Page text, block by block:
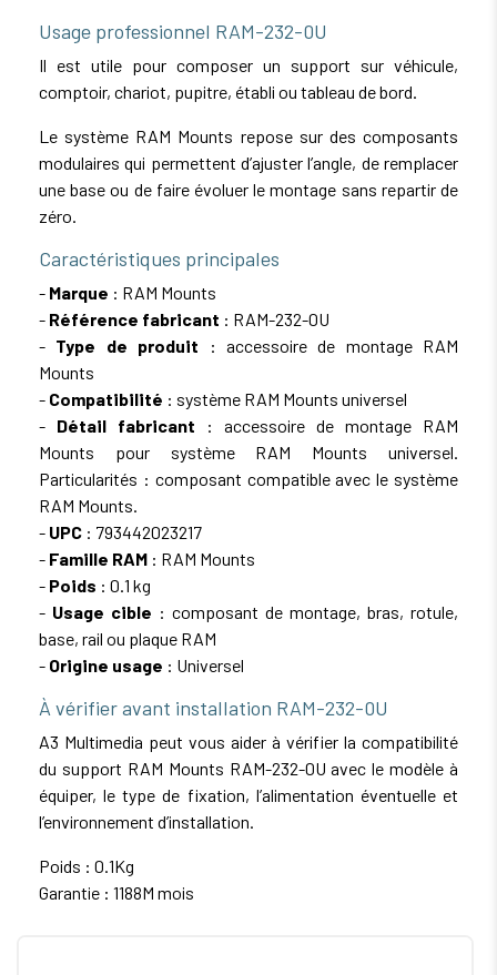
Usage professionnel RAM-232-0U
Il est utile pour composer un support sur véhicule,
comptoir, chariot, pupitre, établi ou tableau de bord.
Le système RAM Mounts repose sur des composants
modulaires qui permettent d’ajuster l’angle, de remplacer
une base ou de faire évoluer le montage sans repartir de
zéro.
Caractéristiques principales
- Marque : RAM Mounts
- Référence fabricant : RAM-232-0U
- Type de produit : accessoire de montage RAM
Mounts
- Compatibilité : système RAM Mounts universel
- Détail fabricant : accessoire de montage RAM
Mounts pour système RAM Mounts universel.
Particularités : composant compatible avec le système
RAM Mounts.
- UPC : 793442023217
- Famille RAM : RAM Mounts
- Poids : 0.1 kg
- Usage cible : composant de montage, bras, rotule,
base, rail ou plaque RAM
- Origine usage : Universel
À vérifier avant installation RAM-232-0U
A3 Multimedia peut vous aider à vérifier la compatibilité
du support RAM Mounts RAM-232-0U avec le modèle à
équiper, le type de fixation, l’alimentation éventuelle et
l’environnement d’installation.
Poids : 0.1Kg
Garantie : 1188M mois